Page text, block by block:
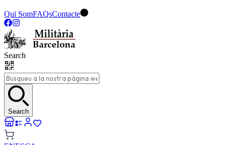
Qui SomFAQsContacte
Search
Search